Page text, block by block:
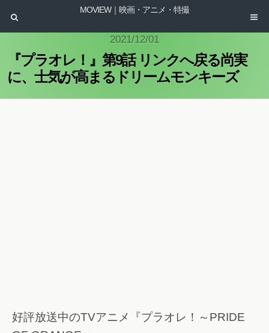
MOVIEW｜映画・アニメ・特撮
2021/12/01
『プラオレ！』第9話 リンクへ戻る尚実
に、士気が高まるドリームモンキーズ
好評放送中のTVアニメ『プラオレ！～PRIDE